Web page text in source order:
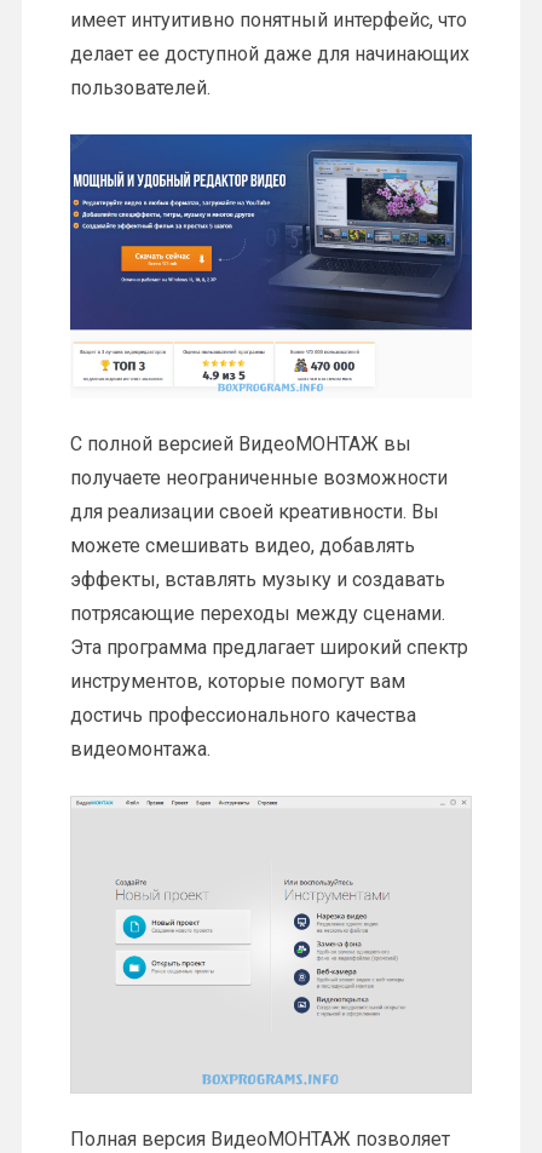
имеет интуитивно понятный интерфейс, что
делает ее доступной даже для начинающих
пользователей.
С полной версией ВидеоМОНТАЖ вы
получаете неограниченные возможности
для реализации своей креативности. Вы
можете смешивать видео, добавлять
эффекты, вставлять музыку и создавать
потрясающие переходы между сценами.
Эта программа предлагает широкий спектр
инструментов, которые помогут вам
достичь профессионального качества
видеомонтажа.
Полная версия ВидеоМОНТАЖ позволяет